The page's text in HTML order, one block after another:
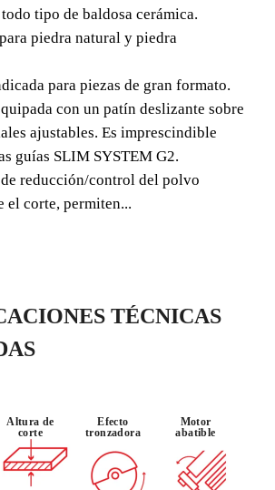
DE GRAN
LIGERO Y
electro-portátil para el corte de lámina
tipo de baldosa cerámica. Apta para
corte húmedo. Apta para piedra natural
Especialmente indicada para piezas
imprescindible utilizarlo sobre las
CORTE
(45º)
CORTE
tipo de baldosa cerámica.
piedra natural y piedra
para piezas de gran formato.
con un patín deslizante sobre
ajustables. Es imprescindible
guías SLIM SYSTEM G2.
reducción/control del polvo
el corte, permiten...
TÉCNICAS
Altura de
corte
Efecto
tronzadora
Motor
abatible